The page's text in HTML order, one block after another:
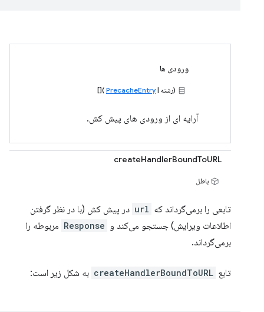
ورودی ها
(رشته |PrecacheEntry
)[]
آرایه ای از ورودی های پیش کش.
createHandlerBoundToURL
باطل
تابعی را برمی‌گرداند که url در پیش کش (با در نظر گرفتن
اطلاعات ویرایش) جستجو می‌کند و Response مربوطه را
برمی‌گرداند.
تابع createHandlerBoundToURL به شکل زیر است: